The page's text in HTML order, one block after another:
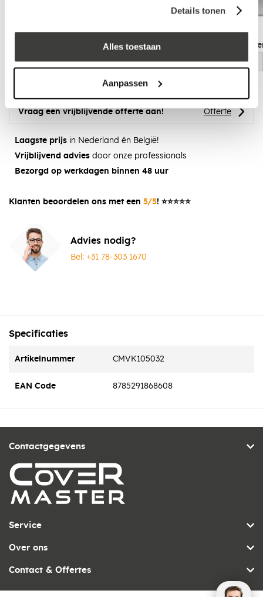
Details tonen
Alles toestaan
Aanpassen
log in voor prijs
Primer EPDM 1
log in voor prijs
Vraag een vrijblijvende offerte aan! Offerte
Laagste prijs in Nederland én België!
Vrijblijvend advies door onze professionals
Bezorgd op werkdagen binnen 48 uur
Klanten beoordelen ons met een 5/5! ⭐⭐⭐⭐⭐
Advies nodig?
Bel: +31 78-303 1670
Specificaties
Artikelnummer CMVK105032
EAN Code 8785291868608
Contactgegevens
Service
Over ons
Contact & Offertes